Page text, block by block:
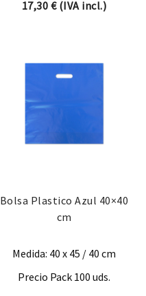
17,30 €(IVA incl.)
Bolsa Plastico Azul 40×40
cm
Medida: 40 x 45 / 40 cm
Precio Pack 100 uds.